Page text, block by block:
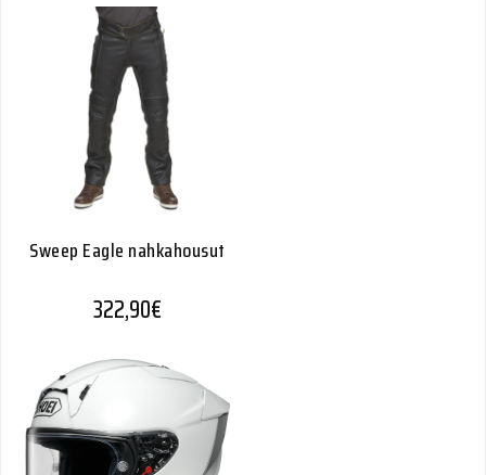
Sweep Eagle nahkahousut
322,90€